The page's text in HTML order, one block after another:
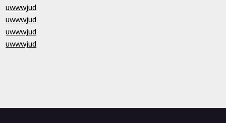
uwwwjud
uwwwjud
uwwwjud
uwwwjud